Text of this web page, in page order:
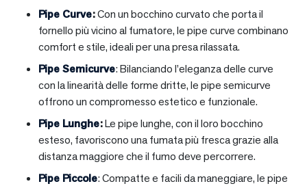
Pipe Curve:Con un bocchino curvato che porta il
fornello più vicino al fumatore, le pipe curve combinano
comfort e stile, ideali per una presa rilassata.
Pipe Semicurve: Bilanciando l’eleganza delle curve
con la linearità delle forme dritte, le pipe semicurve
offrono un compromesso estetico e funzionale.
Pipe Lunghe:Le pipe lunghe, con il loro bocchino
esteso, favoriscono una fumata più fresca grazie alla
distanza maggiore che il fumo deve percorrere.
Pipe Piccole: Compatte e facili da maneggiare, le pipe